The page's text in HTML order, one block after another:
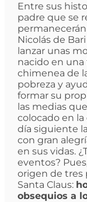
Entre sus
padre que se
Nicolás de
lanzar unas
nacido en una
chimenea de
pobreza y
formar su
las medias
colocado en la
día siguiente
con gran
en sus vidas.
eventos?
origen de tres
Santa Claus:
obsequios a